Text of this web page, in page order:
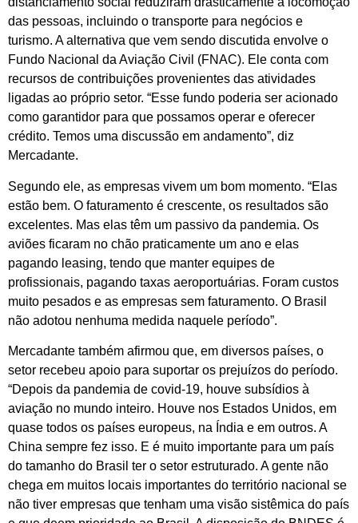
das pessoas, incluindo o transporte para negócios e
turismo. A alternativa que vem sendo discutida envolve o
Fundo Nacional da Aviação Civil (FNAC). Ele conta com
recursos de contribuições provenientes das atividades
ligadas ao próprio setor. “Esse fundo poderia ser acionado
como garantidor para que possamos operar e oferecer
crédito. Temos uma discussão em andamento”, diz
Mercadante.
Segundo ele, as empresas vivem um bom momento. “Elas
estão bem. O faturamento é crescente, os resultados são
excelentes. Mas elas têm um passivo da pandemia. Os
aviões ficaram no chão praticamente um ano e elas
pagando leasing, tendo que manter equipes de
profissionais, pagando taxas aeroportuárias. Foram custos
muito pesados e as empresas sem faturamento. O Brasil
não adotou nenhuma medida naquele período”.
Mercadante também afirmou que, em diversos países, o
setor recebeu apoio para suportar os prejuízos do período.
“Depois da pandemia de covid-19, houve subsídios à
aviação no mundo inteiro. Houve nos Estados Unidos, em
quase todos os países europeus, na Índia e em outros. A
China sempre fez isso. E é muito importante para um país
do tamanho do Brasil ter o setor estruturado. A gente não
chega em muitos locais importantes do território nacional se
não tiver empresas que tenham uma visão sistêmica do país